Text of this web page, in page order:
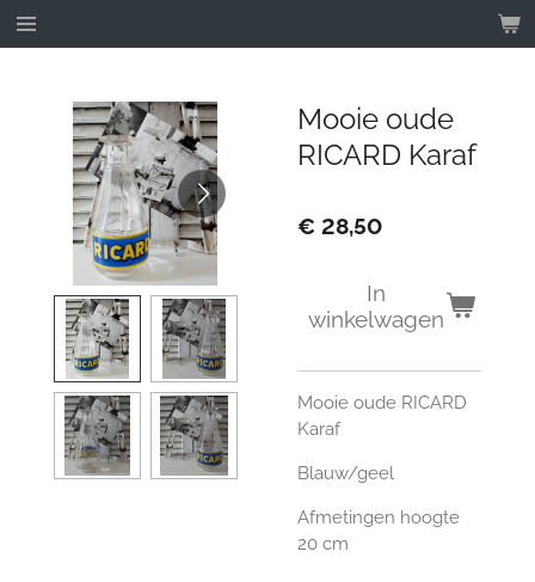
Ga
direct
hoofdinhoud
Mooie oude
RICARD Karaf
€ 28,50
In
winkelwagen
Mooie oude RICARD
Karaf
Blauw/geel
Afmetingen hoogte
20 cm